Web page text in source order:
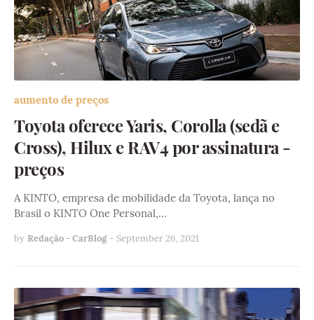
aumento de preços
Toyota oferece Yaris, Corolla (sedã e
Cross), Hilux e RAV4 por assinatura -
preços
A KINTO, empresa de mobilidade da Toyota, lança no
Brasil o KINTO One Personal,…
by Redação - CarBlog - September 26, 2021